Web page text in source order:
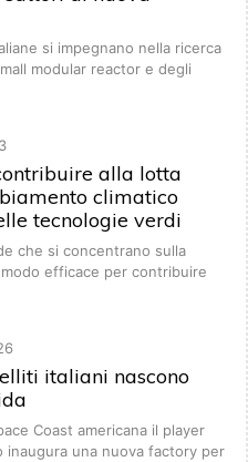
si impegnano nella ricerca
modular reactor e degli
alla lotta
climatico
tecnologie verdi
che si concentrano sulla
efficace per contribuire
italiani nascono
Coast americana il player
inaugura una nuova factory per